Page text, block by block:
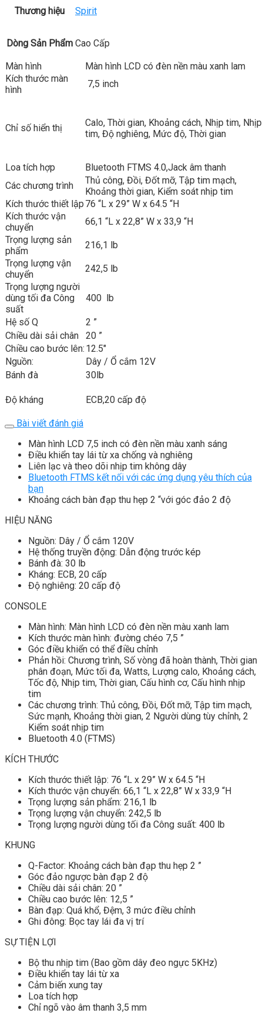
Thương hiệu Spirit
Dòng Sản Phẩm Cao Cấp
Màn hình
Màn hình LCD có đèn nền màu xanh lam
Kích thước màn
hình
7,5 inch
Chỉ số hiển thị
Calo, Thời gian, Khoảng cách, Nhịp tim, Nhịp
tim, Độ nghiêng, Mức độ, Thời gian
Loa tích hợp
Bluetooth FTMS 4.0,Jack âm thanh
Các chương trình
Thủ công, Đồi, Đốt mỡ, Tập tim mạch,
Khoảng thời gian, Kiểm soát nhịp tim
Kích thước thiết lập 76 “L x 29” W x 64.5 “H
Kích thước vận
chuyển
66,1 “L x 22,8” W x 33,9 “H
Trọng lượng sản
phẩm
216,1 lb
Trọng lượng vận
chuyển
242,5 lb
Trọng lượng người
dùng tối đa Công
suất
400 lb
Hệ số Q
2 ”
Chiều dài sải chân
20 ”
Chiều cao bước lên: 12.5″
Nguồn:
Dây / Ổ cắm 12V
Bánh đà
30lb
Độ kháng ECB,20 cấp độ
Bài viết đánh giá
Màn hình LCD 7,5 inch có đèn nền màu xanh sáng
Điều khiển tay lái từ xa chống và nghiêng
Liên lạc và theo dõi nhịp tim không dây
Bluetooth FTMS kết nối với các ứng dụng yêu thích của
bạn
Khoảng cách bàn đạp thu hẹp 2 “với góc đảo 2 độ
HIỆU NĂNG
Nguồn: Dây / Ổ cắm 120V
Hệ thống truyền động: Dẫn động trước kép
Bánh đà: 30 lb
Kháng: ECB, 20 cấp
Độ nghiêng: 20 cấp độ
CONSOLE
Màn hình: Màn hình LCD có đèn nền màu xanh lam
Kích thước màn hình: đường chéo 7,5 ”
Góc điều khiển có thể điều chỉnh
Phản hồi: Chương trình, Số vòng đã hoàn thành, Thời gian
phân đoạn, Mức tối đa, Watts, Lượng calo, Khoảng cách,
Tốc độ, Nhịp tim, Thời gian, Cấu hình cơ, Cấu hình nhịp
tim
Các chương trình: Thủ công, Đồi, Đốt mỡ, Tập tim mạch,
Sức mạnh, Khoảng thời gian, 2 Người dùng tùy chỉnh, 2
Kiểm soát nhịp tim
Bluetooth 4.0 (FTMS)
KÍCH THƯỚC
Kích thước thiết lập: 76 “L x 29” W x 64.5 “H
Kích thước vận chuyển: 66,1 “L x 22,8” W x 33,9 “H
Trọng lượng sản phẩm: 216,1 lb
Trọng lượng vận chuyển: 242,5 lb
Trọng lượng người dùng tối đa Công suất: 400 lb
KHUNG
Q-Factor: Khoảng cách bàn đạp thu hẹp 2 ”
Góc đảo ngược bàn đạp 2 độ
Chiều dài sải chân: 20 ”
Chiều cao bước lên: 12,5 ”
Bàn đạp: Quá khổ, Đệm, 3 mức điều chỉnh
Ghi đông: Bọc tay lái đa vị trí
SỰ TIỆN LỢI
Bộ thu nhịp tim (Bao gồm dây đeo ngực 5KHz)
Điều khiển tay lái từ xa
Cảm biến xung tay
Loa tích hợp
Chỉ ngõ vào âm thanh 3,5 mm